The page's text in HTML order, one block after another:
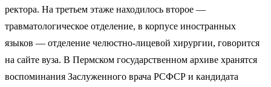
ректора. На третьем этаже находилось второе —
травматологическое отделение, в корпусе иностранных
языков — отделение челюстно-лицевой хирургии, говорится
на сайте вуза. В Пермском государственном архиве хранятся
воспоминания Заслуженного врача РСФСР и кандидата